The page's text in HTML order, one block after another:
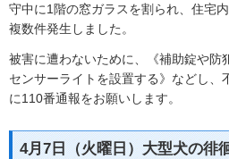
守中に1階の窓ガラスを割られ、住宅
複数件発生しました。
被害に遭わないために、《補助錠や防
センサーライトを設置する》などし、
に110番通報をお願いします。
4月7日（火曜日）大型犬の徘